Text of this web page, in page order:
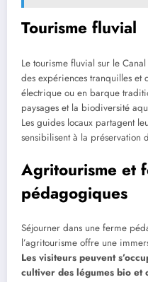
Tourisme fluvial
Le tourisme fluvial sur le
des expériences tranquilles et
électrique ou en barque
paysages et la biodiversité
Les guides locaux partagent
sensibilisent à la préservation
Agritourisme et
pédagogiques
Séjourner dans une ferme
l’agritourisme offre une
Les visiteurs peuvent
cultiver des légumes bio et